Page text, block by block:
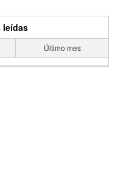
leídas
Último mes